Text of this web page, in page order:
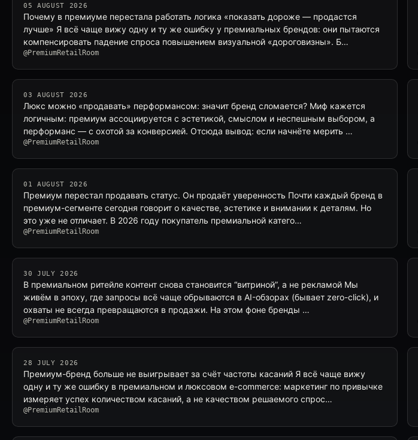
05 AUGUST 2026
Почему в премиуме перестала работать логика «показать дороже — продастся
лучше» Я всё чаще вижу одну и ту же ошибку у премиальных брендов: они пытаются
компенсировать падение спроса повышением визуальной «дороговизны». Б…
@PremiumRetailRoom
03 AUGUST 2026
Люкс можно «продавать» перформансом: значит бренд сломается? Миф кажется
логичным: премиум ассоциируется с эстетикой, смыслом и неспешным выбором, а
перформанс — с охотой за конверсией. Отсюда вывод: если начнёте мерить …
@PremiumRetailRoom
01 AUGUST 2026
Премиум перестал продавать статус. Он продаёт уверенность Почти каждый бренд в
премиум-сегменте сегодня говорит о качестве, эстетике и внимании к деталям. Но
это уже не отличает. В 2026 году покупатель премиальной катего…
@PremiumRetailRoom
30 JULY 2026
В премиальном ритейле контент снова становится “витриной”, а не рекламой Мы
живём в эпоху, где запросы всё чаще обрываются в AI-обзорах (бывает zero-click), и
охваты не всегда превращаются в продажи. На этом фоне бренды …
@PremiumRetailRoom
28 JULY 2026
Премиум-бренд больше не выигрывает за счёт частоты касаний Я всё чаще вижу
одну и ту же ошибку в премиальном и люксовом e-commerce: маркетинг по привычке
измеряет успех количеством касаний, а не качеством решаемого спрос…
@PremiumRetailRoom